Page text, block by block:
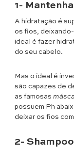
1-
A hidratação é
os fios,
ideal é fazer
do seu cabelo.
Mas o ideal é
são capazes de
as famosas
possuem Ph
deixar os fios
2-